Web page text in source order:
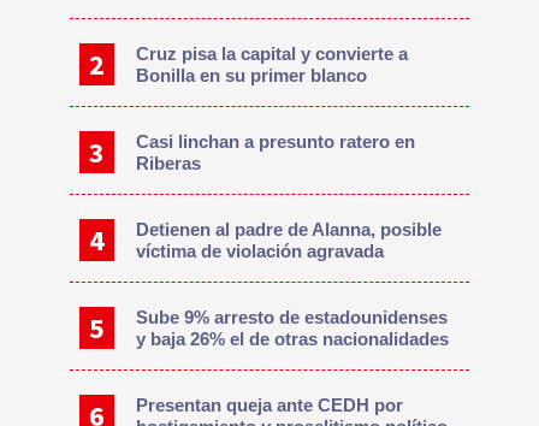
Cruz pisa la capital y convierte a
Bonilla en su primer blanco
Casi linchan a presunto ratero en
Riberas
Detienen al padre de Alanna, posible
víctima de violación agravada
Sube 9% arresto de estadounidenses
y baja 26% el de otras nacionalidades
Presentan queja ante CEDH por